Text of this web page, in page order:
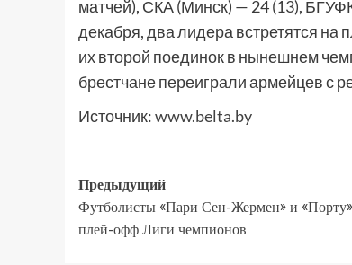
матчей), СКА (Минск) — 24 (13),
декабря, два лидера встретятся на
их второй поединок в нынешнем
брестчане переиграли армейцев с
Источник:www.belta.by
Предыдущий
Футболисты «Пари Сен-Жермен» и
плей-офф Лиги чемпионов